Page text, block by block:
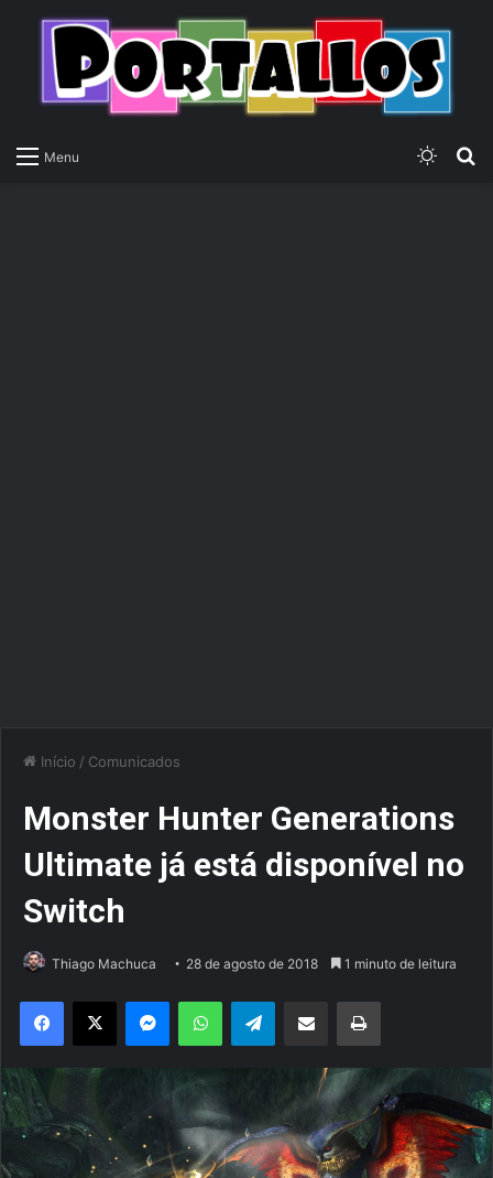
Menu
Início / Comunicados
Monster Hunter Generations
Ultimate já está disponível no
Switch
Thiago Machuca 28 de agosto de 2018 1 minuto de leitura